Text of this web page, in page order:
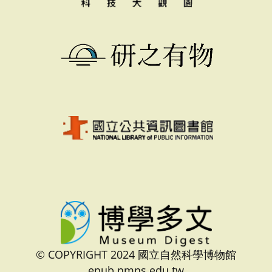
© COPYRIGHT 2024 國立自然科學博物館